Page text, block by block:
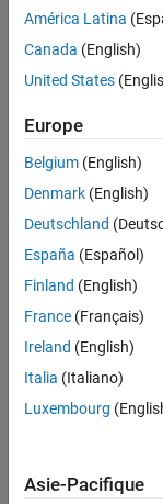
aucune
offre
d'emploi
à vos
critères
de
recherche.
Vous
pouvez
élargir
votre
recherche
ou
afficher
l’ensemble
d'emploi.
América Latina
Canada (English)
United States
Europe
Belgium (English)
Denmark (English)
Deutschland
España (Español)
Finland (English)
France (Français)
Ireland (English)
Italia (Italiano)
Luxembourg
Asie-Pacifique